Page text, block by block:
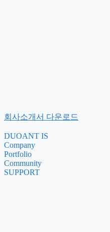
회사소개서 다운로드
DUOANT IS
Company
Portfolio
Community
SUPPORT